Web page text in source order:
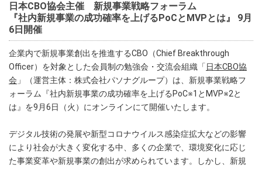
日本CBO協会主催 新規事業戦略フォーラム
『社内新規事業の成功確率を上げるPoCとMVPとは』 9月
6日開催
企業内で新規事業創出を推進するCBO（Chief Breakthrough
Officer）を対象とした会員制の勉強会・交流会組織「 日本CBO協
会 」（運営主体：株式会社パソナグループ）は、新規事業戦略フ
ォーラム『社内新規事業の成功確率を上げるPoC※1とMVP※2と
は』を9月6日（火）にオンラインにて開催いたします。
デジタル技術の発展や新型コロナウイルス感染症拡大などの影響
により社会が大きく変化する中、多くの企業で、環境変化に応じ
た事業変革や新規事業の創出が求められています。しかし、新規